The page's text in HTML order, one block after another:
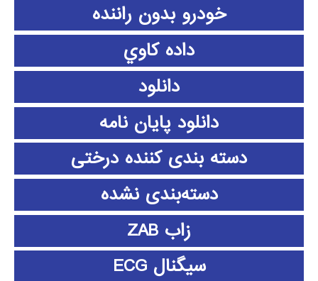
خودرو بدون راننده
داده كاوي
دانلود
دانلود پايان نامه
دسته بندی کننده درختی
دسته‌بندی نشده
زاب ZAB
سیگنال ECG